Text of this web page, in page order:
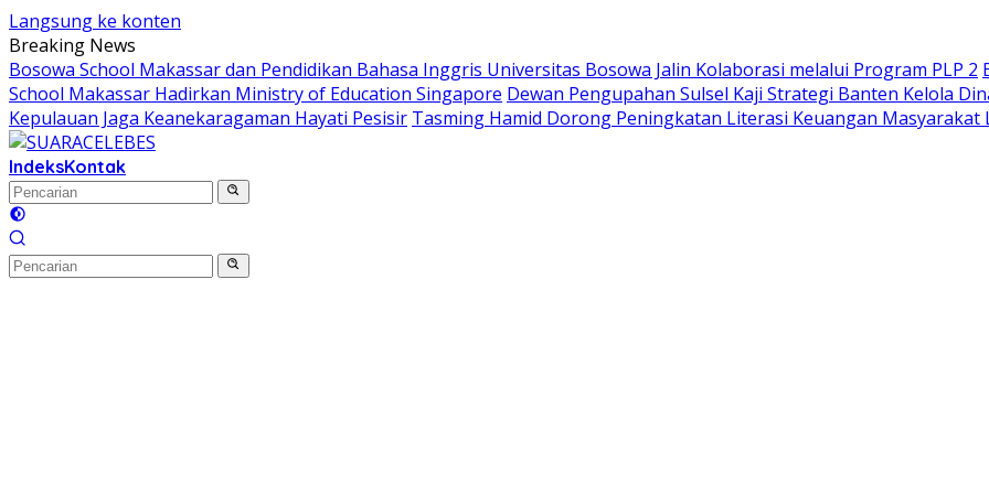
Langsung ke konten
Breaking News
Bosowa School Makassar dan Pendidikan Bahasa Inggris Universitas Bosowa Jalin Kolaborasi melalui Program PLP 2
School Makassar Hadirkan Ministry of Education Singapore Dewan Pengupahan Sulsel Kaji Strategi Banten Kelola
Kepulauan Jaga Keanekaragaman Hayati Pesisir Tasming Hamid Dorong Peningkatan Literasi Keuangan Masyarakat
IndeksKontak